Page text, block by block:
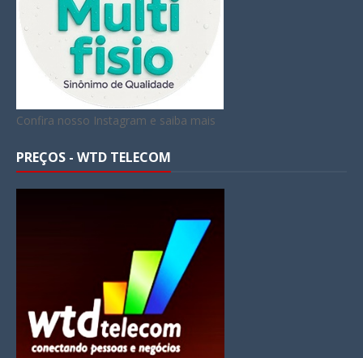
Confira nosso Instagram e saiba mais
PREÇOS - WTD TELECOM